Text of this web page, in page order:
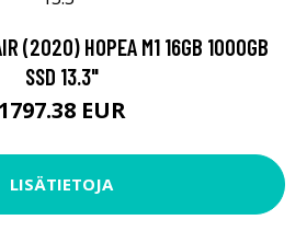
(2020) HOPEA M1 16GB 1000GB
SSD 13.3"
1797.38 EUR
LISÄTIETOJA